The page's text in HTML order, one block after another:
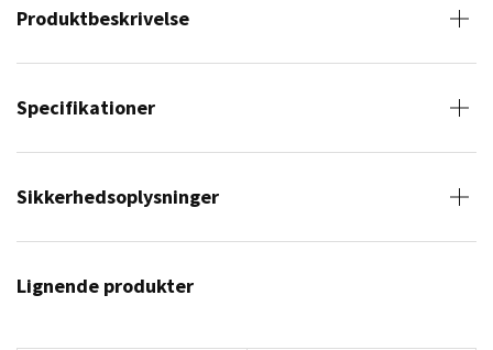
Produktbeskrivelse
Specifikationer
Sikkerhedsoplysninger
Lignende produkter